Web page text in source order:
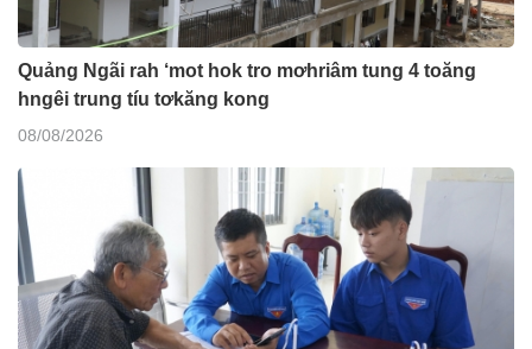
Quảng Ngãi rah ‘mot hok tro mơhriâm tung 4 toăng
hngêi trung tíu tơkăng kong
08/08/2026